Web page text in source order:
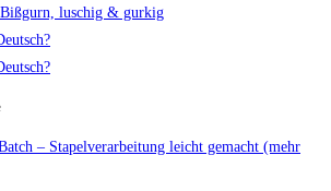
luschig & gurkig
– Sta­pel­ver­ar­bei­tung leicht gemacht (mehr